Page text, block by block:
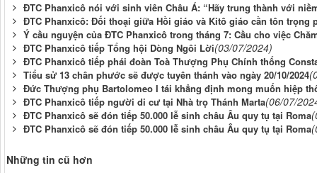
ĐTC Phanxicô nói với sinh viên Châu Á: “Hãy trung thành với
ĐTC Phanxicô: Đối thoại giữa Hồi giáo và Kitô giáo cần tôn trọng
Ý cầu nguyện của ĐTC Phanxicô trong tháng 7: Cầu cho việc
ĐTC Phanxicô tiếp Tổng hội Dòng Ngôi Lời(03/07/2024)
ĐTC Phanxicô tiếp phái đoàn Toà Thượng Phụ Chính thống
Tiểu sử 13 chân phước sẽ được tuyên thánh vào ngày 20/10/2024
Đức Thượng phụ Bartolomeo I tái khẳng định mong muốn hiệp
ĐTC Phanxicô tiếp người di cư tại Nhà trọ Thánh Marta(06/07/
ĐTC Phanxicô sẽ đón tiếp 50.000 lễ sinh châu Âu quy tụ tại Roma
ĐTC Phanxicô sẽ đón tiếp 50.000 lễ sinh châu Âu quy tụ tại Roma
Những tin cũ hơn